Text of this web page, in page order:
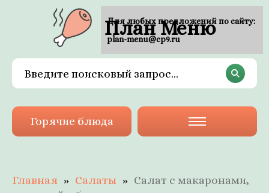
План Меню
Горячие блюда
Главная Салаты
Салат с макаронами,
Для любых предложений по сайту:
plan-menu@cp9.ru